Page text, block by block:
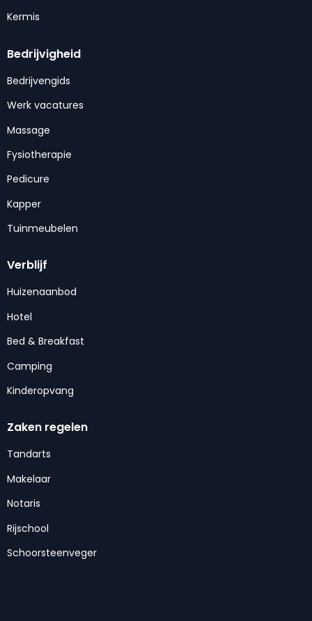
Kermis
Bedrijvigheid
Bedrijvengids
Werk vacatures
Massage
Fysiotherapie
Pedicure
Kapper
Tuinmeubelen
Verblijf
Huizenaanbod
Hotel
Bed & Breakfast
Camping
Kinderopvang
Zaken regelen
Tandarts
Makelaar
Notaris
Rijschool
Schoorsteenveger